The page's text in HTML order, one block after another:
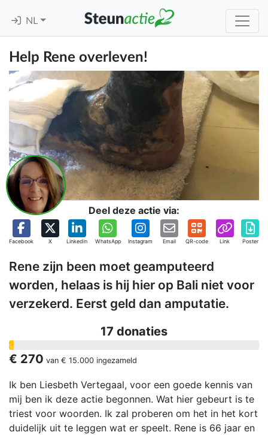
NL
Help Rene overleven!
Deel deze actie via:
Facebook X Linkedin WhatsApp Instagram Email QR-code Link Poster
Rene zijn been moet geamputeerd
worden, helaas is hij hier op Bali niet voor
verzekerd. Eerst geld dan amputatie.
17 donaties
€ 270 van € 15.000 ingezameld
Ik ben Liesbeth Vertegaal, voor een goede kennis van
mij ben ik deze actie begonnen. Wat hier gebeurt is te
triest voor woorden. Ik zal proberen om het in het kort
duidelijk uit te leggen wat er speelt. Rene is 66 jaar en